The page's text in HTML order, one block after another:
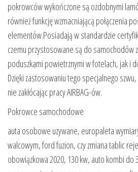
pokrowców wykończone są ozdobnymi
również funkcję wzmacniającą połączenia
elementów.Posiadają w standardzie
czemu przystosowane są do samochodów
poduszkami powietrznymi w fotelach, jak i
Dzięki zastosowaniu tego specjalnego
nie zakłócając pracy AIRBAG-ów.
Pokrowce samochodowe
auta osobowe uzywane, europaleta
walcowym, ford fuzion, czy zmiana tablic
obowiązkowa 2020, 130 kw, auto kombi do